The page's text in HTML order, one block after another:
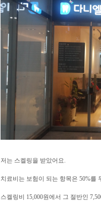
저는 스켈링을 받았어요.
치료비는 보험이 되는 항목은 50%를
스켈링비 15,000원에서 그 절반인